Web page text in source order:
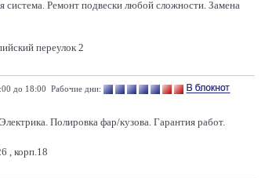
система. Ремонт подвески любой сложности. Замена
переулок 2
до 18:00 Рабочие дни:
Полировка фар/кузова. Гарантия работ.
, корп.18